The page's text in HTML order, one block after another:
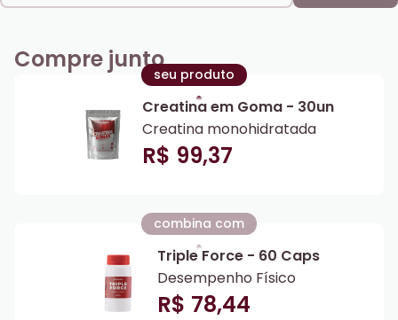
Compre junto
seu produto
Creatina em Goma - 30un
Creatina monohidratada
R$ 99,37
combina com
Triple Force - 60 Caps
Desempenho Físico
R$ 78,44